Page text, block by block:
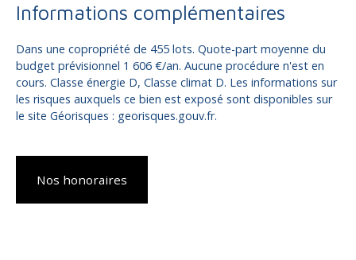
Informations complémentaires
Dans une copropriété de 455 lots. Quote-part moyenne du
budget prévisionnel 1 606 €/an. Aucune procédure n'est en
cours. Classe énergie D, Classe climat D. Les informations sur
les risques auxquels ce bien est exposé sont disponibles sur
le site Géorisques : georisques.gouv.fr.
Nos honoraires